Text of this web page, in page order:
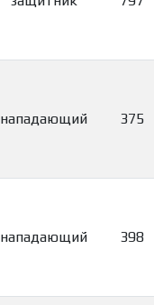
нападающий 375
нападающий 398